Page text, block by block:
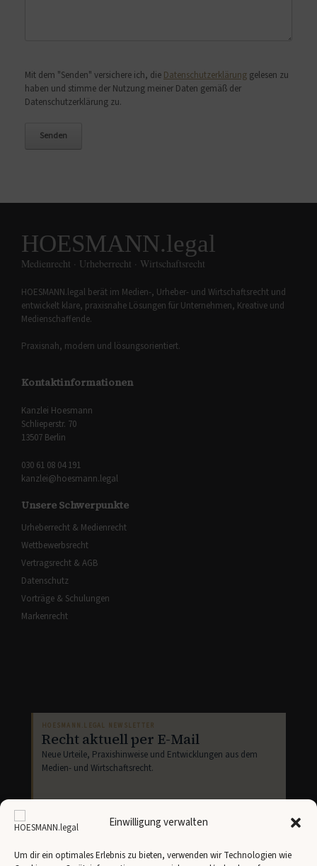
Einwilligung verwalten
Um dir ein optimales Erlebnis zu bieten, verwenden wir Technologien wie
Mit dem "Senden" versichere ich, die Datenschutzerklärung gelesen zu
haben und stimme der Nutzung meiner Daten gemäß der
Datenschutzerklärung zu.
HOESMANN.legal
Medienrecht · Urheberrecht · Wirtschaftsrecht
HOESMANN.legal berät im Medien-, Urheber- und Wirtschaftsrecht und
entwickelt klare, praxisnahe Lösungen für Unternehmen, Kreative und
Medienschaffende.
Praxisnah, modern und lösungsorientiert.
Kontaktinformationen
Kanzlei Hoesmann
Schlieperstr. 70
13507 Berlin
030 61 08 04 191
kanzlei@hoesmann.legal
Unsere Schwerpunkte
Urheberrecht & Medienrecht
Wettbewerbsrecht
Vertragsrecht & AGB
Datenschutz
Vorträge & Schulungen
Markenrecht
HOESMANN.LEGAL NEWSLETTER
Recht aktuell per E-Mail
Neue Urteile, Praxishinweise und Entwicklungen aus dem
Medien- und Wirtschaftsrecht.